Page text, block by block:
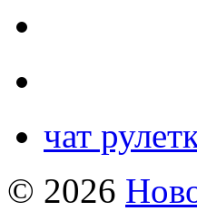
чат
© 2026